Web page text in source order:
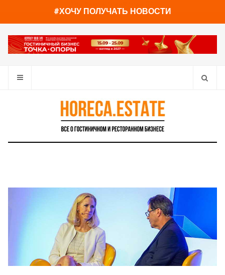
#ХОЧУ ПОЛУЧАТЬ НОВОСТИ